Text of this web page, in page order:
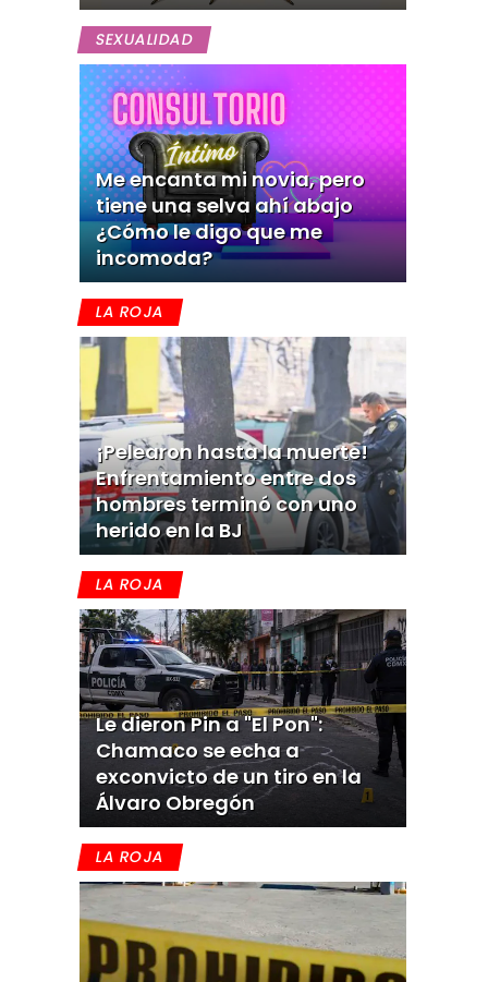
SEXUALIDAD
Me encanta mi novia, pero
tiene una selva ahí abajo
¿Cómo le digo que me
incomoda?
LA ROJA
¡Pelearon hasta la muerte!
Enfrentamiento entre dos
hombres terminó con uno
herido en la BJ
LA ROJA
Le dieron Pin a "El Pon":
Chamaco se echa a
exconvicto de un tiro en la
Álvaro Obregón
LA ROJA